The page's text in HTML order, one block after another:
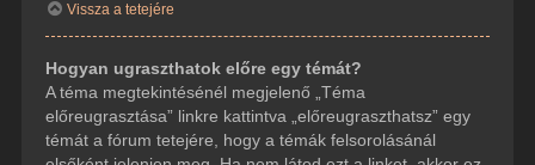
Vissza a tetejére
Hogyan ugraszthatok előre egy témát?
A téma megtekintésénél megjelenő „Téma
előreugrasztása” linkre kattintva „előreugraszthatsz” egy
témát a fórum tetejére, hogy a témák felsorolásánál